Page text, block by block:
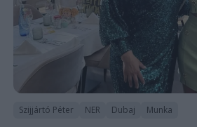
Szijjártó Péter NER Dubaj Munka